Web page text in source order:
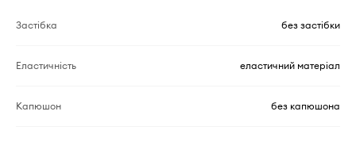
Застібка без застібки
Еластичність еластичний матеріал
Капюшон без капюшона